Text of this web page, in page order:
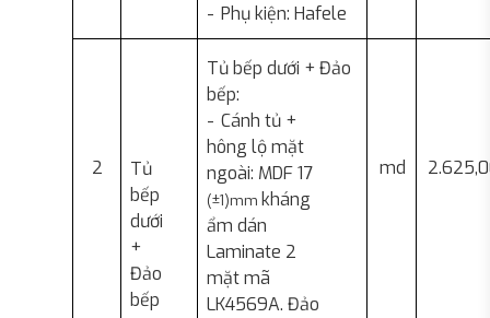
- Phụ kiện: Hafele
2
Tủ
bếp
dưới
+
Đảo
bếp
Tủ bếp dưới + Đảo
bếp:
- Cánh tủ +
hông lộ mặt
ngoài: MDF 17
(±1)mm kháng
ẩm dán
Laminate 2
mặt mã
LK4569A. Đảo
md